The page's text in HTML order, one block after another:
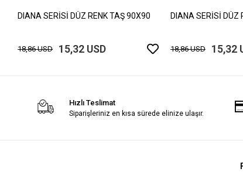
DIANA SERİSİ DÜZ RENK TAŞ 90X90
18,86 USD 15,32 USD
DIANA SERİSİ DÜZ
18,86 USD 15,32
Hızlı Teslimat
Siparişleriniz en kısa sürede elinize ulaşır.